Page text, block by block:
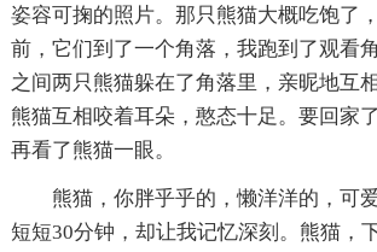
姿容可掬的照片。那只熊猫大概吃饱了
前，它们到了一个角落，我跑到了观看
之间两只熊猫躲在了角落里，亲昵地互
熊猫互相咬着耳朵，憨态十足。要回家
再看了熊猫一眼。
熊猫，你胖乎乎的，懒洋洋的，可
短短30分钟，却让我记忆深刻。熊猫，